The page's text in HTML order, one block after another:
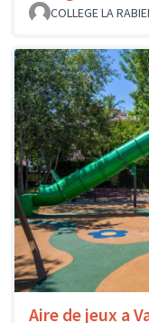
COLLEGE LA
Aire de jeux a